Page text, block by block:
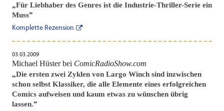
„Für Liebhaber des Genres ist die Industrie-Thriller-Serie ein
Muss”
Komplette Rezension
03.03.2009
Michael Hüster bei ComicRadioShow.com
„Die ersten zwei Zyklen von Largo Winch sind inzwischen
schon selbst Klassiker, die alle Elemente eines erfolgreichen
Comics aufweisen und kaum etwas zu wünschen übrig
lassen.”